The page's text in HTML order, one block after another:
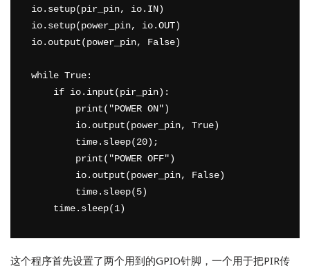
io.setup(pir_pin, io.IN)
io.setup(power_pin, io.OUT)
io.output(power_pin, False)
while True:
这个程序首先设置了两个用到的GPIO针脚，一个用于把PIR传